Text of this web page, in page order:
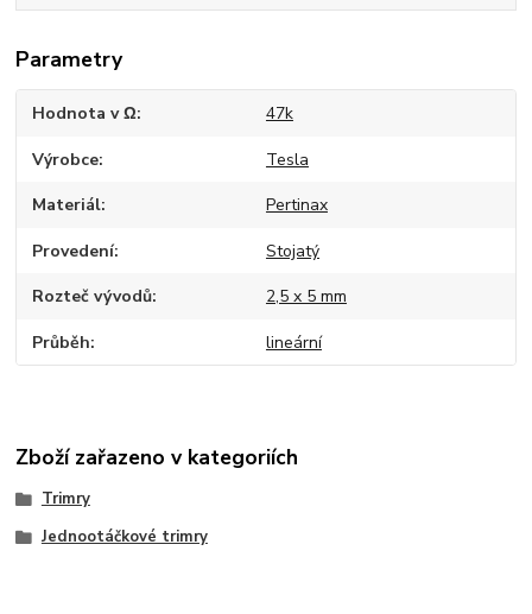
Parametry
Hodnota v Ω 47k
Výrobce Tesla
Materiál Pertinax
Provedení Stojatý
Rozteč vývodů 2,5 x 5 mm
Průběh lineární
Zboží zařazeno v kategoriích
Trimry
Jednootáčkové trimry